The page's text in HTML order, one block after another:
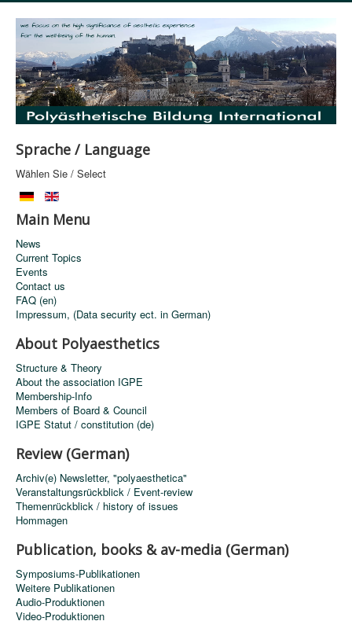
Sprache / Language
Wählen Sie / Select
Main Menu
News
Current Topics
Events
Contact us
FAQ (en)
Impressum, (Data security ect. in German)
About Polyaesthetics
Structure & Theory
About the association IGPE
Membership-Info
Members of Board & Council
IGPE Statut / constitution (de)
Review (German)
Archiv(e) Newsletter, "polyaesthetica"
Veranstaltungsrückblick / Event-review
Themenrückblick / history of issues
Hommagen
Publication, books & av-media (German)
Symposiums-Publikationen
Weitere Publikationen
Audio-Produktionen
Video-Produktionen